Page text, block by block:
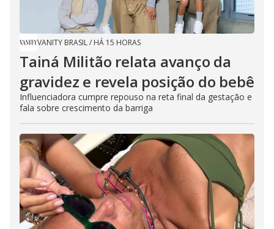
VANITY BRASIL/ HÁ 15 HORAS
Tainá Militão relata avanço da
gravidez e revela posição do bebê
Influenciadora cumpre repouso na reta final da gestação e
fala sobre crescimento da barriga